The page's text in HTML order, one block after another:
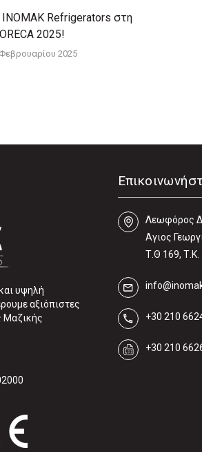
Refrigerators στη
2025!
2025
υψηλή
αξιόπιστες
Μαζικής
Λεωφόρος
Αγιος
Τ.Θ 169, Τ.Κ.
+30 210
+30 210